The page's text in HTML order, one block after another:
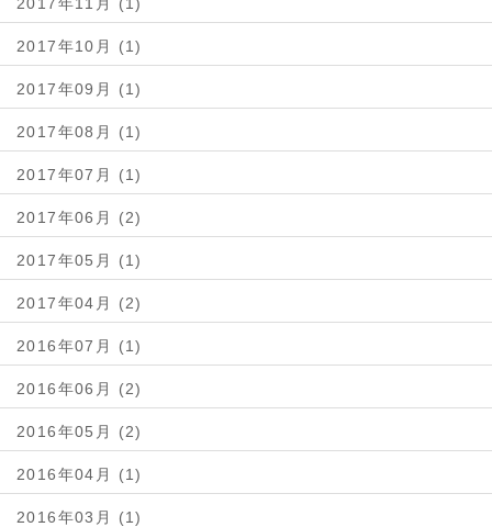
2017年10月 (1)
2017年09月 (1)
2017年08月 (1)
2017年07月 (1)
2017年06月 (2)
2017年05月 (1)
2017年04月 (2)
2016年07月 (1)
2016年06月 (2)
2016年05月 (2)
2016年04月 (1)
2016年03月 (1)